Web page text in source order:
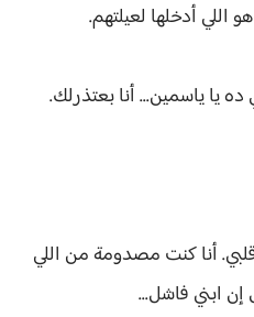
اللي أدخلها لعيلتهم.
يا ياسمين... أنا بعتذرلك.
أنا كنت مصدومة من اللي
ابني فاشل...